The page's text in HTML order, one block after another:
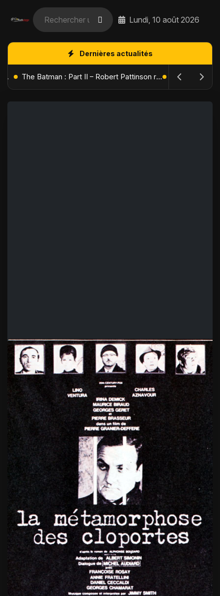
Lundi, 10 août 2026
Dernières actualités
L'Âge de Glace : Le Réveil du Volcan – Manny, Sid et Diego de retour pour une aventure explosive The Batman : Part II – Robert Pattinson replonge dans les ténèbres de Gotham dès octobre 2027